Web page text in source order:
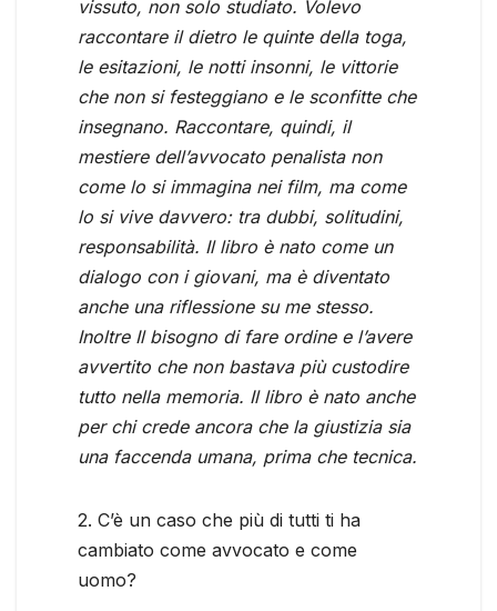
vissuto, non solo studiato. Volevo
raccontare il dietro le quinte della toga,
le esitazioni, le notti insonni, le vittorie
che non si festeggiano e le sconfitte che
insegnano. Raccontare, quindi, il
mestiere dell’avvocato penalista non
come lo si immagina nei film, ma come
lo si vive davvero: tra dubbi, solitudini,
responsabilità. Il libro è nato come un
dialogo con i giovani, ma è diventato
anche una riflessione su me stesso.
Inoltre Il bisogno di fare ordine e l’avere
avvertito che non bastava più custodire
tutto nella memoria. Il libro è nato anche
per chi crede ancora che la giustizia sia
una faccenda umana, prima che tecnica.
2. C’è un caso che più di tutti ti ha
cambiato come avvocato e come
uomo?